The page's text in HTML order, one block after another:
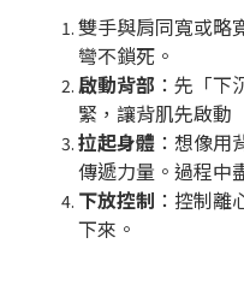
雙手與肩同寬或略
彎不鎖死。
啟動背部 ：先「
緊，讓背肌先啟動
拉起身體 ：想像
傳遞力量。過程中
下放控制 ：控制
下來。